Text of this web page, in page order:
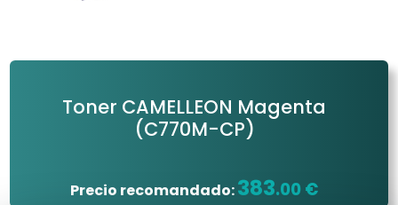
Toner CAMELLEON Magenta
(C770M-CP)
Precio recomandado:383.00 €